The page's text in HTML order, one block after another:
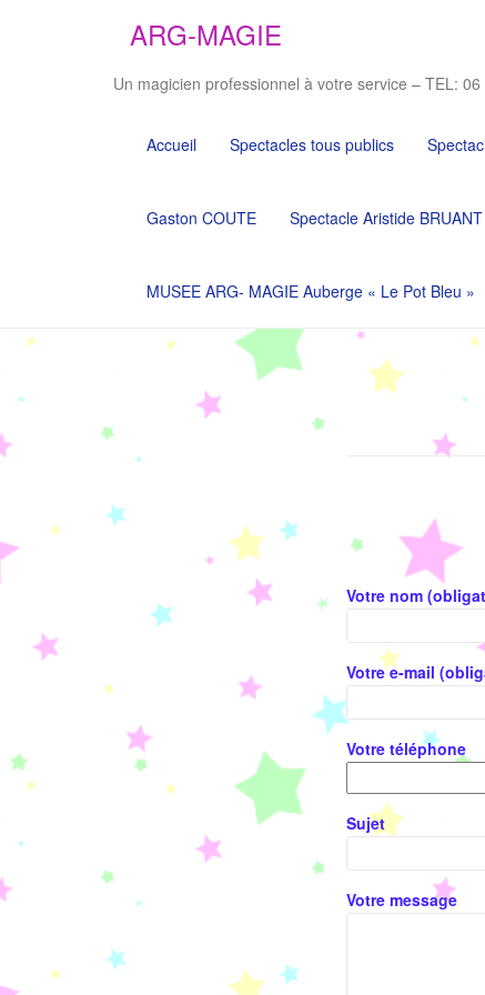
ARG-MAGIE
Un magicien professionnel à votre service – TEL:
Accueil Spectacles tous publics
Gaston COUTE Spectacle Aristide BRUANT
MUSEE ARG- MAGIE Auberge « Le Pot Bleu »
Votre nom
Votre e-mail
Votre téléphone
Sujet
Votre message